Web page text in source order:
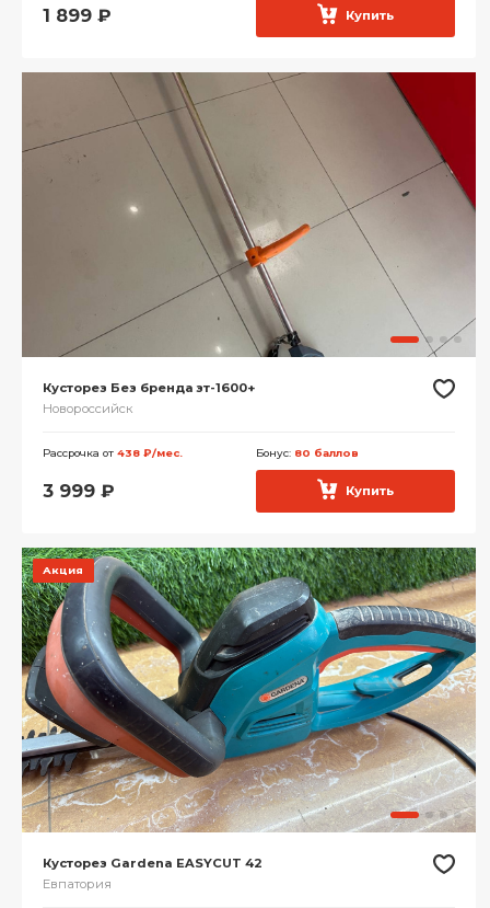
1 899 ₽ Купить
Кусторез Без бренда зт-1600+
Новороссийск
Рассрочка от 438 ₽/мес. Бонус: 80 баллов
3 999 ₽ Купить
Акция
Кусторез Gardena EASYCUT 42
Евпатория